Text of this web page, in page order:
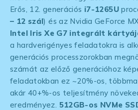
Erős, 12. generációs i7-1265U
– 12 szál) és az Nvidia GeForce
Intel Iris Xe G7 integrált
a hardverigényes feladatokra is
generációs processzorokban
számát az előző generációhoz
feladatokban ez ~20%-os,
akár 40+%-os teljesítmény
eredményez. 512GB-os NVMe